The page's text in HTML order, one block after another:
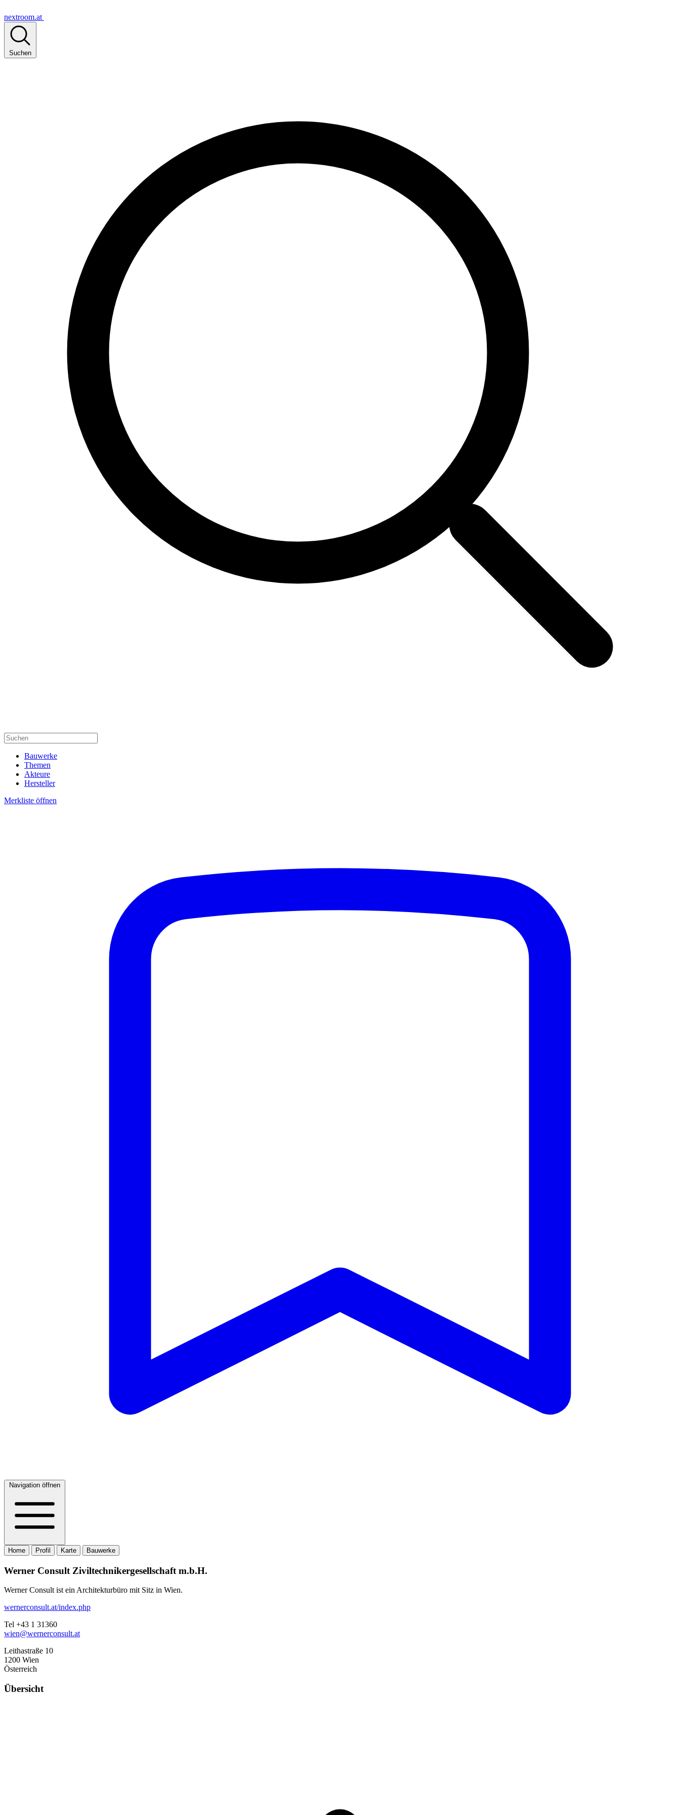
nextroom.at
Suchen
Bauwerke
Themen
Akteure
Hersteller
Merkliste öffnen
Navigation öffnen
Home Profil Karte Bauwerke
Werner Consult Ziviltechnikergesellschaft m.b.H.
Werner Consult ist ein Architekturbüro mit Sitz in Wien.
wernerconsult.at/index.php
Tel +43 1 31360
wien@wernerconsult.at
Leithastraße 10
1200 Wien
Österreich
Übersicht